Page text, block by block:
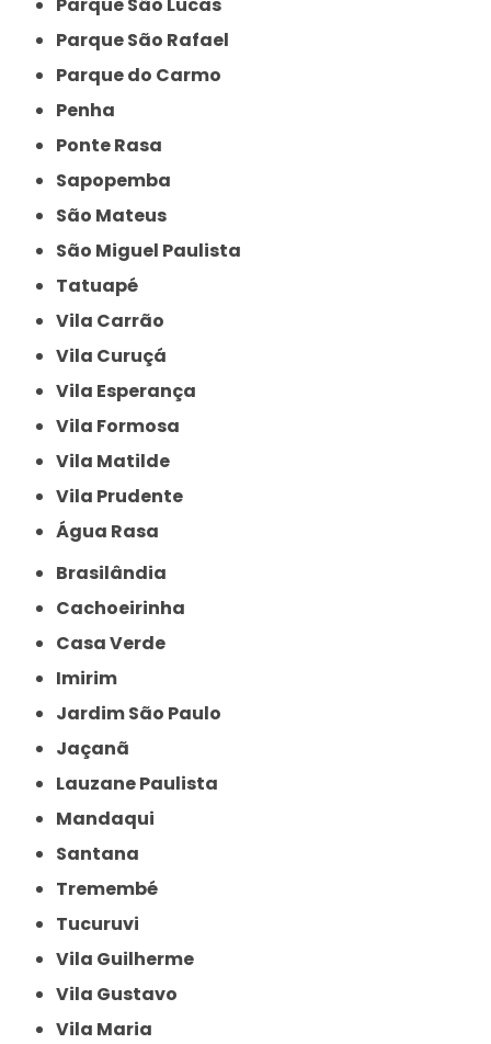
Parque São Lucas
Parque São Rafael
Parque do Carmo
Penha
Ponte Rasa
Sapopemba
São Mateus
São Miguel Paulista
Tatuapé
Vila Carrão
Vila Curuçá
Vila Esperança
Vila Formosa
Vila Matilde
Vila Prudente
Água Rasa
Brasilândia
Cachoeirinha
Casa Verde
Imirim
Jardim São Paulo
Jaçanã
Lauzane Paulista
Mandaqui
Santana
Tremembé
Tucuruvi
Vila Guilherme
Vila Gustavo
Vila Maria